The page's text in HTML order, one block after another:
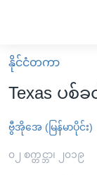
လွယ်ကူ
စေ
Link
များ
မူလစာမျက်နှာ
မြန်မာ
ကမ္ဘာ့သတင်းများ
နိုင်ငံတကာ
ဗွီဒီယို
နိုင်ငံတကာ
Texas ပစ်
ဗွီအိုအေ (မြန်မာပိုင်း)
၀၂ စက္တင္ဘာ၊ ၂၀၁၉